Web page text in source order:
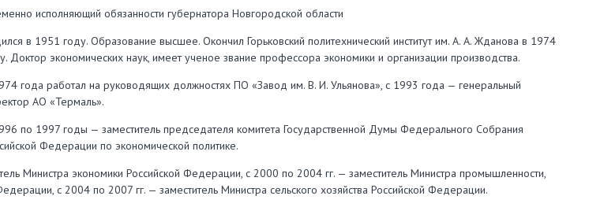
исполняющий обязанности губернатора Новгородской области
в 1951 году. Образование высшее. Окончил Горьковский политехнический институт им. А. А. Жданова в 1974
Доктор экономических наук, имеет ученое звание профессора экономики и организации производства.
года работал на руководящих должностях ПО «Завод им. В. И. Ульянова», с 1993 года — генеральный
АО «Термаль».
по 1997 годы — заместитель председателя комитета Государственной Думы Федерального Собрания
Федерации по экономической политике.
Министра экономики Российской Федерации, с 2000 по 2004 гг. — заместитель Министра промышленности,
с 2004 по 2007 гг. — заместитель Министра сельского хозяйства Российской Федерации.